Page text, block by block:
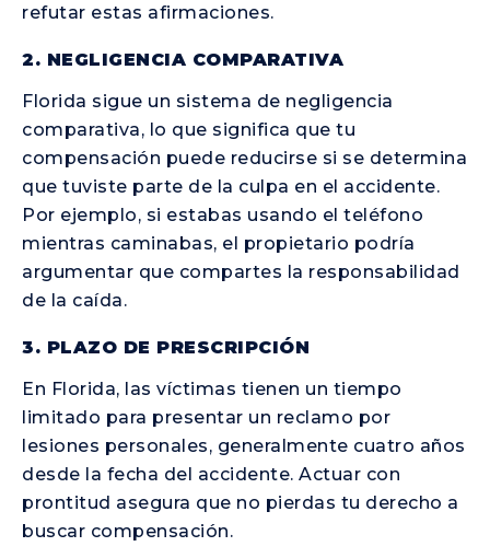
refutar estas afirmaciones.
2. NEGLIGENCIA COMPARATIVA
Florida sigue un sistema de negligencia
comparativa, lo que significa que tu
compensación puede reducirse si se determina
que tuviste parte de la culpa en el accidente.
Por ejemplo, si estabas usando el teléfono
mientras caminabas, el propietario podría
argumentar que compartes la responsabilidad
de la caída.
3. PLAZO DE PRESCRIPCIÓN
En Florida, las víctimas tienen un tiempo
limitado para presentar un reclamo por
lesiones personales, generalmente cuatro años
desde la fecha del accidente. Actuar con
prontitud asegura que no pierdas tu derecho a
buscar compensación.